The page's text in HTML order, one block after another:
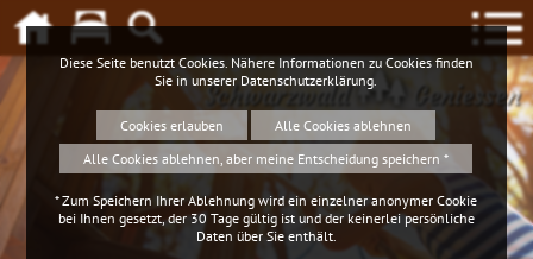
Schwarzwald Geniessen
Diese Seite benutzt Cookies. Nähere Informationen zu Cookies finden
Sie in unserer Datenschutzerklärung
Cookies erlauben
Alle Cookies ablehnen
Alle Cookies ablehnen, aber meine Entscheidung speichern *
* Zum Speichern Ihrer Ablehnung wird ein einzelner anonymer Cookie
bei Ihnen gesetzt, der 30 Tage gültig ist und der keinerlei persönliche
Daten über Sie enthält.